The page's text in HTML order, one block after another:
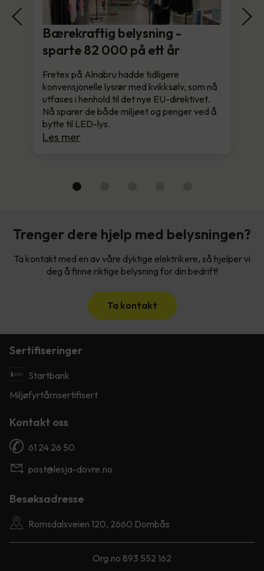
Bærekraftig belysning -
sparte 82 000 på ett år
Fretex på Alnabru hadde tidligere
konvensjonelle lysrør med kvikksølv, som nå
utfases i henhold til det nye EU-direktivet.
Nå sparer de både miljøet og penger ved å
bytte til LED-lys.
Les mer
Trenger dere hjelp med belysningen?
Ta kontakt med en av våre dyktige elektrikere, så hjelper vi
deg å finne riktige belysning for din bedrift!
Ta kontakt
Sertifiseringer
Startbank
Miljøfyrtårnsertifisert
Kontakt oss
61 24 26 50
post@lesja-dovre.no
Besøksadresse
Romsdalsveien 120, 2660 Dombås
Org.no 893 552 162